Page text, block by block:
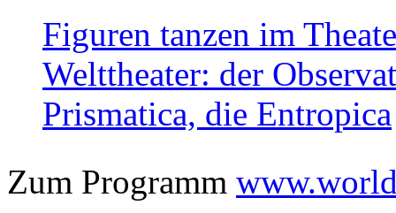
Figuren tanzen im
Welttheater: der
Prismatica, die Entropica
Zum Programm